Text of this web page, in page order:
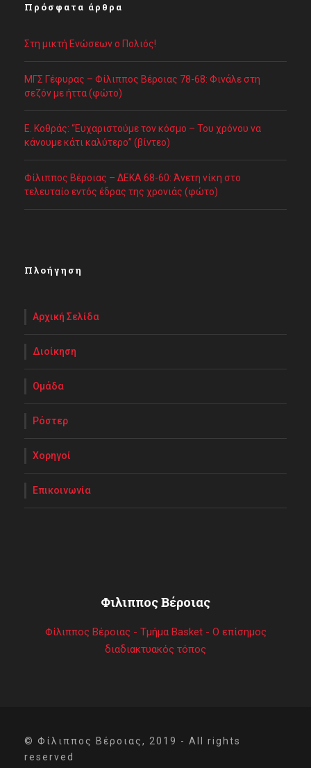
Πρόσφατα άρθρα
Στη μικτή Ενώσεων ο Πολιός!
ΜΓΣ Γέφυρας – Φίλιππος Βέροιας 78-68: Φινάλε στη
σεζόν με ήττα (φώτο)
Ε. Κοθράς: “Ευχαριστούμε τον κόσμο – Του χρόνου να
κάνουμε κάτι καλύτερο” (βίντεο)
Φίλιππος Βέροιας – ΔΕΚΑ 68-60: Άνετη νίκη στο
τελευταίο εντός έδρας της χρονιάς (φώτο)
Πλοήγηση
Αρχική Σελίδα
Διοίκηση
Ομάδα
Ρόστερ
Χορηγοί
Επικοινωνία
Φιλιππος Βέροιας
Φίλιππος Βέροιας - Τμήμα Basket - Ο επίσημος
διαδιακτυακός τόπος
© Φίλιππος Βέροιας, 2019 - All rights
reserved